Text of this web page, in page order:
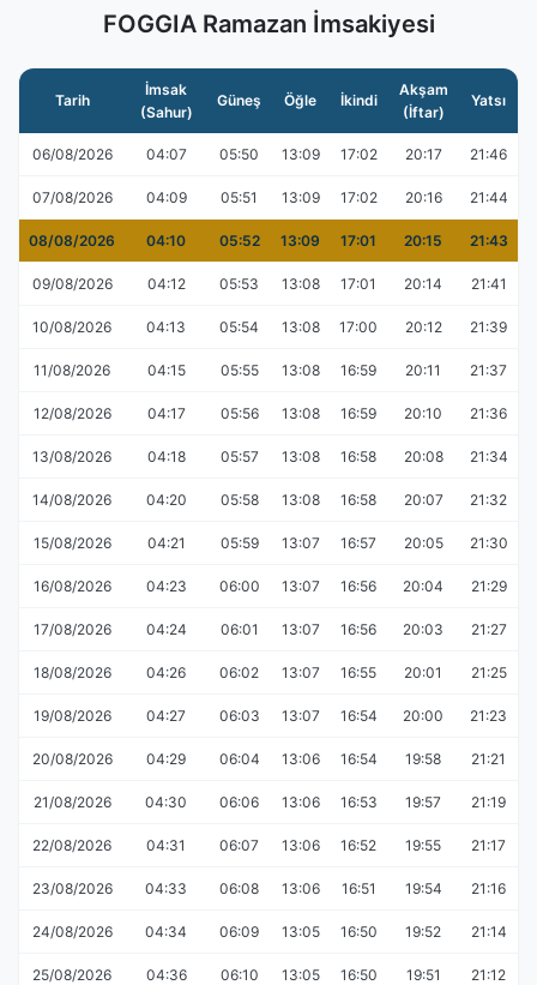
FOGGIA Ramazan İmsakiyesi
Tarih
İmsak
(Sahur)
Güneş Öğle İkindi
Akşam
(İftar)
Yatsı
06/08/2026 04:07 05:50 13:09 17:02 20:17 21:46
07/08/2026 04:09 05:51 13:09 17:02 20:16 21:44
08/08/2026 04:10 05:52 13:09 17:01 20:15 21:43
09/08/2026 04:12 05:53 13:08 17:01 20:14 21:41
10/08/2026 04:13 05:54 13:08 17:00 20:12 21:39
11/08/2026 04:15 05:55 13:08 16:59 20:11 21:37
12/08/2026 04:17 05:56 13:08 16:59 20:10 21:36
13/08/2026 04:18 05:57 13:08 16:58 20:08 21:34
14/08/2026 04:20 05:58 13:08 16:58 20:07 21:32
15/08/2026 04:21 05:59 13:07 16:57 20:05 21:30
16/08/2026 04:23 06:00 13:07 16:56 20:04 21:29
17/08/2026 04:24 06:01 13:07 16:56 20:03 21:27
18/08/2026 04:26 06:02 13:07 16:55 20:01 21:25
19/08/2026 04:27 06:03 13:07 16:54 20:00 21:23
20/08/2026 04:29 06:04 13:06 16:54 19:58 21:21
21/08/2026 04:30 06:06 13:06 16:53 19:57 21:19
22/08/2026 04:31 06:07 13:06 16:52 19:55 21:17
23/08/2026 04:33 06:08 13:06 16:51 19:54 21:16
24/08/2026 04:34 06:09 13:05 16:50 19:52 21:14
25/08/2026 04:36 06:10 13:05 16:50 19:51 21:12